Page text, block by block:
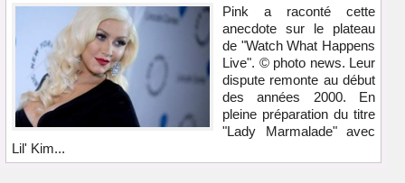
Pink a raconté cette
anecdote sur le plateau
de "Watch What Happens
Live". © photo news. Leur
dispute remonte au début
des années 2000. En
pleine préparation du titre
"Lady Marmalade" avec
Lil' Kim...